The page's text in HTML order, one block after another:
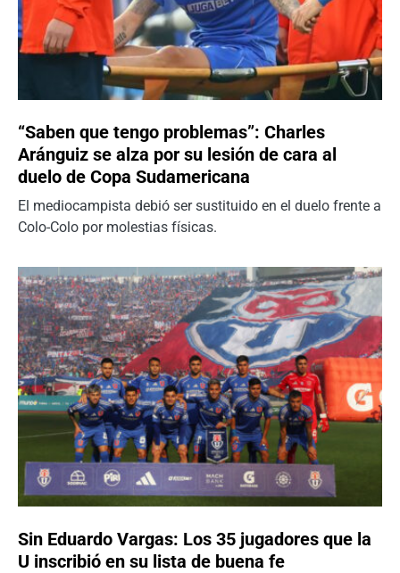
“Saben que tengo problemas”: Charles
Aránguiz se alza por su lesión de cara al
duelo de Copa Sudamericana
El mediocampista debió ser sustituido en el duelo frente a
Colo-Colo por molestias físicas.
Sin Eduardo Vargas: Los 35 jugadores que la
U inscribió en su lista de buena fe